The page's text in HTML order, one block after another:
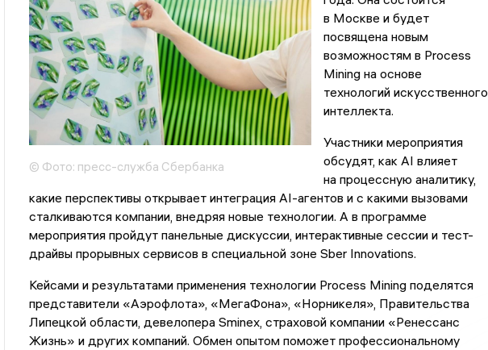
© Фото: пресс-служба Сбербанка
в Москве и будет
посвящена новым
возможностям в Process
Mining на основе
технологий искусственного
интеллекта.
Участники мероприятия
обсудят, как AI влияет
на процессную аналитику,
какие перспективы открывает интеграция AI-агентов и с какими вызовами
сталкиваются компании, внедряя новые технологии. А в программе
мероприятия пройдут панельные дискуссии, интерактивные сессии и тест-
драйвы прорывных сервисов в специальной зоне Sber Innovations.
Кейсами и результатами применения технологии Process Mining поделятся
представители «Аэрофлота», «МегаФона», «Норникеля», Правительства
Липецкой области, девелопера Sminex, страховой компании «Ренессанс
Жизнь» и других компаний. Обмен опытом поможет профессиональному